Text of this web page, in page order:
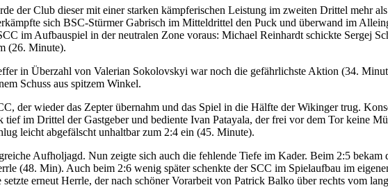
der Club dieser mit einer starken kämpferischen Leistung im zweiten Drittel mehr
sich BSC-Stürmer Gabrisch im Mitteldrittel den Puck und überwand im
im Aufbauspiel in der neutralen Zone voraus: Michael Reinhardt schickte Sergej
(26. Minute).
in Überzahl von Valerian Sokolovskyi war noch die gefährlichste Aktion (34.
Schuss aus spitzem Winkel.
der wieder das Zepter übernahm und das Spiel in die Hälfte der Wikinger trug.
im Drittel der Gastgeber und bediente Ivan Patayala, der frei vor dem Tor keine
leicht abgefälscht unhaltbar zum 2:4 ein (45. Minute).
Aufholjagd. Nun zeigte sich auch die fehlende Tiefe im Kader. Beim 2:5
(48. Min). Auch beim 2:6 wenig später schenkte der SCC im Spielaufbau im
erneut Herrle, der nach schöner Vorarbeit von Patrick Balko über rechts vom